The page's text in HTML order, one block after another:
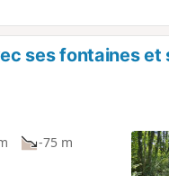
ses fontaines et
-75 m